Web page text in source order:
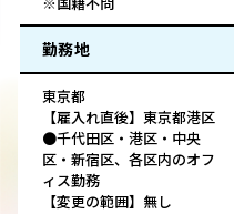
勤務地
東京都
【雇入れ直後】東京都港区
●千代田区・港区・中央
区・新宿区、各区内のオフ
ィス勤務
【変更の範囲】無し